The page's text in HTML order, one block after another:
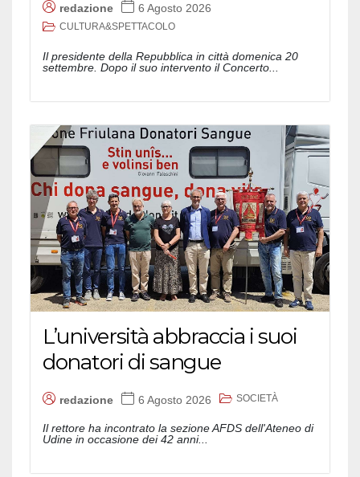
redazione 6 Agosto 2026
CULTURA&SPETTACOLO
Il presidente della Repubblica in città domenica 20
settembre. Dopo il suo intervento il Concerto...
L’università abbraccia i suoi
donatori di sangue
redazione 6 Agosto 2026 SOCIETÀ
Il rettore ha incontrato la sezione AFDS dell'Ateneo di
Udine in occasione dei 42 anni...